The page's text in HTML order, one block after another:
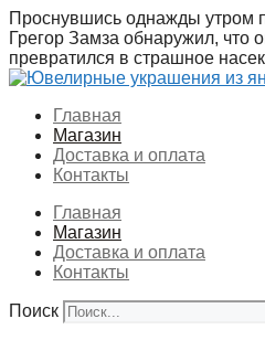
Перейти
к
содержимому
Проснувшись однажды утром
Грегор Замза обнаружил, что
превратился в страшное
Главная
Магазин
Доставка и оплата
Контакты
Главная
Магазин
Доставка и оплата
Контакты
Поиск